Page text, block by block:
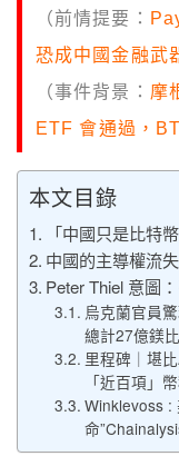
（前情提要：
恐成中國金融武
（事件背景： 摩
ETF 會通過，
本文目錄
「中國只是比特
中國的主導權流失
Peter Thiel 意圖
烏克蘭官員
總計27億鎂
里程碑｜堪
「近百項」
Winklevoss :
命